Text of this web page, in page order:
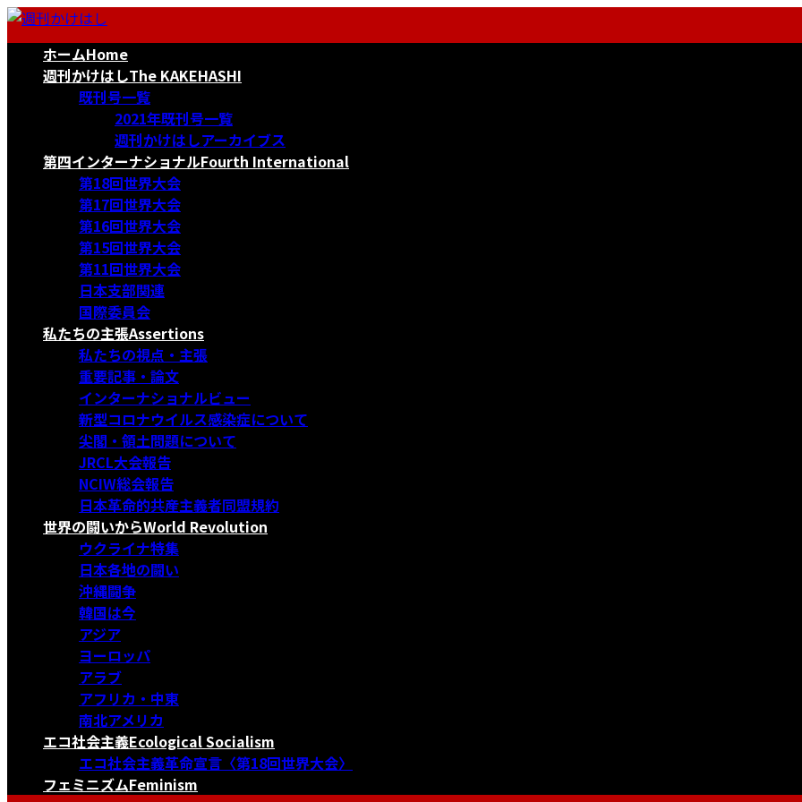
コ
ナ
ホームHome
週刊かけはしThe KAKEHASHI
既刊号一覧
2021年既刊号一覧
週刊かけはしアーカイブス
第四インターナショナルFourth International
第18回世界大会
第17回世界大会
第16回世界大会
第15回世界大会
第11回世界大会
日本支部関連
国際委員会
私たちの主張Assertions
私たちの視点・主張
重要記事・論文
インターナショナルビュー
新型コロナウイルス感染症について
尖閣・領土問題について
JRCL大会報告
NCIW総会報告
日本革命的共産主義者同盟規約
世界の闘いからWorld Revolution
ウクライナ特集
日本各地の闘い
沖縄闘争
韓国は今
アジア
ヨーロッパ
アラブ
アフリカ・中東
南北アメリカ
エコ社会主義Ecological Socialism
エコ社会主義革命宣言〈第18回世界大会〉
フェミニズムFeminism